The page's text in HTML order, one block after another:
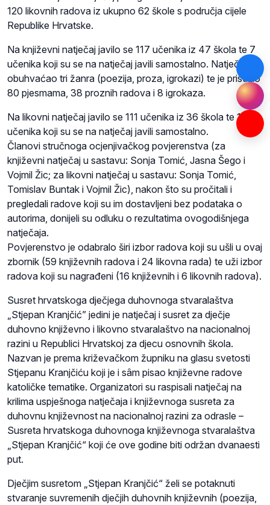
120 likovnih radova iz ukupno 62 škole s područja cijele
Republike Hrvatske.
Na književni natječaj javilo se 117 učenika iz 47 škola te 7
učenika koji su se na natječaj javili samostalno. Natječaj je
obuhvaćao tri žanra (poezija, proza, igrokazi) te je pristiglo
80 pjesmama, 38 proznih radova i 8 igrokaza.
Na likovni natječaj javilo se 111 učenika iz 36 škola te 14
učenika koji su se na natječaj javili samostalno.
Članovi stručnoga ocjenjivačkog povjerenstva (za
književni natječaj u sastavu: Sonja Tomić, Jasna Šego i
Vojmil Žic; za likovni natječaj u sastavu: Sonja Tomić,
Tomislav Buntak i Vojmil Žic), nakon što su pročitali i
pregledali radove koji su im dostavljeni bez podataka o
autorima, donijeli su odluku o rezultatima ovogodišnjega
natječaja.
Povjerenstvo je odabralo širi izbor radova koji su ušli u ovaj
zbornik (59 književnih radova i 24 likovna rada) te uži izbor
radova koji su nagrađeni (16 književnih i 6 likovnih radova).
Susret hrvatskoga dječjega duhovnoga stvaralaštva
„Stjepan Kranjčić” jedini je natječaj i susret za dječje
duhovno književno i likovno stvaralaštvo na nacionalnoj
razini u Republici Hrvatskoj za djecu osnovnih škola.
Nazvan je prema križevačkom župniku na glasu svetosti
Stjepanu Kranjčiću koji je i sâm pisao književne radove
katoličke tematike. Organizatori su raspisali natječaj na
krilima uspješnoga natječaja i književnoga susreta za
duhovnu književnost na nacionalnoj razini za odrasle –
Susreta hrvatskoga duhovnoga književnoga stvaralaštva
„Stjepan Kranjčić“ koji će ove godine biti održan dvanaesti
put.
Dječjim susretom „Stjepan Kranjčić“ želi se potaknuti
stvaranje suvremenih dječjih duhovnih književnih (poezija,